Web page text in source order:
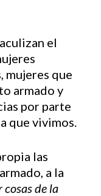
el
mujeres que
armado y
por parte
que vivimos.
las
a la
cosas de la